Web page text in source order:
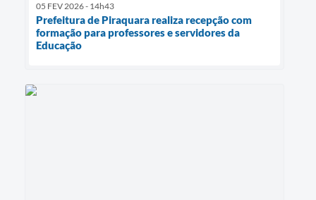
05 FEV 2026 - 14h43
Prefeitura de Piraquara realiza recepção com
formação para professores e servidores da
Educação